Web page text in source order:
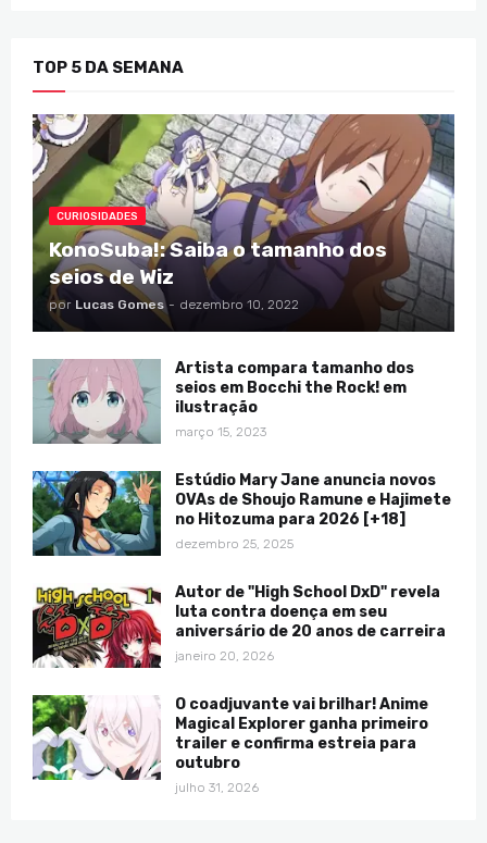
TOP 5 DA SEMANA
CURIOSIDADES
KonoSuba!: Saiba o tamanho dos
seios de Wiz
por Lucas Gomes - dezembro 10, 2022
Artista compara tamanho dos
seios em Bocchi the Rock! em
ilustração
março 15, 2023
Estúdio Mary Jane anuncia novos
OVAs de Shoujo Ramune e Hajimete
no Hitozuma para 2026 [+18]
dezembro 25, 2025
Autor de "High School DxD" revela
luta contra doença em seu
aniversário de 20 anos de carreira
janeiro 20, 2026
O coadjuvante vai brilhar! Anime
Magical Explorer ganha primeiro
trailer e confirma estreia para
outubro
julho 31, 2026